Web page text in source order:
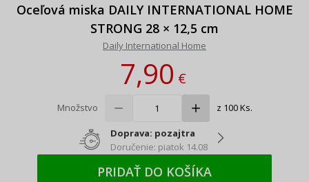
Oceľová miska DAILY INTERNATIONAL HOME
STRONG 28 × 12,5 cm
Daily International Home
7,90€
Množstvo z 100 Ks.
Doprava: pozajtra
Doručenie: piatok 14.08
PRIDAŤ DO KOŠÍKA